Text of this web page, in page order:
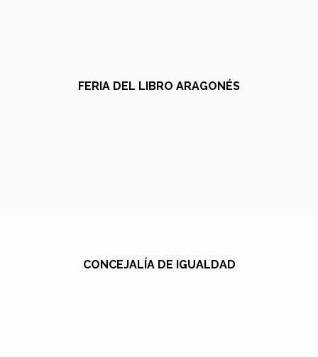
FERIA DEL LIBRO ARAGONÉS
CONCEJALÍA DE IGUALDAD